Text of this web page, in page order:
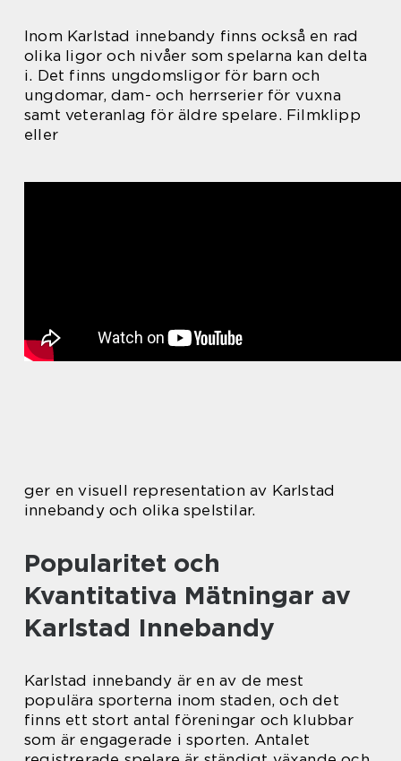
Inom Karlstad innebandy finns också en rad
olika ligor och nivåer som spelarna kan delta
i. Det finns ungdomsligor för barn och
ungdomar, dam- och herrserier för vuxna
samt veteranlag för äldre spelare. Filmklipp
eller
ger en visuell representation av Karlstad
innebandy och olika spelstilar.
Popularitet och
Kvantitativa Mätningar av
Karlstad Innebandy
Karlstad innebandy är en av de mest
populära sporterna inom staden, och det
finns ett stort antal föreningar och klubbar
som är engagerade i sporten. Antalet